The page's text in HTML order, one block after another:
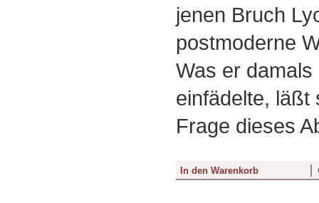
jenen Bruch
postmoderne
Was er damals
einfädelte, läßt
Frage dieses